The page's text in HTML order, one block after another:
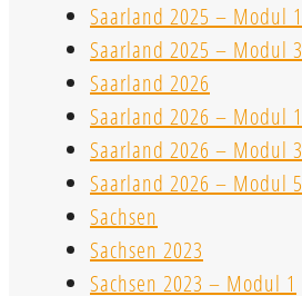
Saarland 2025 – Modul 1
Saarland 2025 – Modul 3
Saarland 2026
Saarland 2026 – Modul 1
Saarland 2026 – Modul 3
Saarland 2026 – Modul 5
Sachsen
Sachsen 2023
Sachsen 2023 – Modul 1